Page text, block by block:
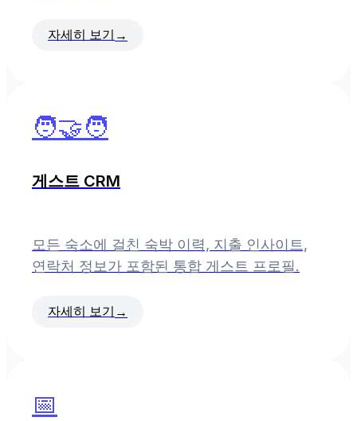
자세히 보기 →
🧑‍🤝‍🧑
게스트 CRM
모든 숙소에 걸친 숙박 이력, 지출 인사이트,
연락처 정보가 포함된 통합 게스트 프로필.
자세히 보기 →
📅